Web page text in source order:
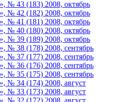
№ 43 (183) 2008, октябрь
№ 42 (182) 2008, октябрь
№ 41 (181) 2008, октябрь
№ 40 (180) 2008, октябрь
№ 39 (189) 2008, октябрь
№ 38 (178) 2008, сентябрь
№ 37 (177) 2008, сентябрь
№ 36 (176) 2008, сентябрь
№ 35 (175) 2008, сентябрь
№ 34 (174) 2008, август
№ 33 (173) 2008, август
№ 32 (172) 2008, август